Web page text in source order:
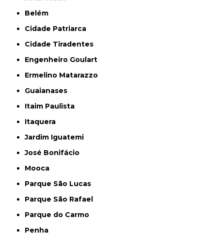
Belém
Cidade Patriarca
Cidade Tiradentes
Engenheiro Goulart
Ermelino Matarazzo
Guaianases
Itaim Paulista
Itaquera
Jardim Iguatemi
José Bonifácio
Mooca
Parque São Lucas
Parque São Rafael
Parque do Carmo
Penha